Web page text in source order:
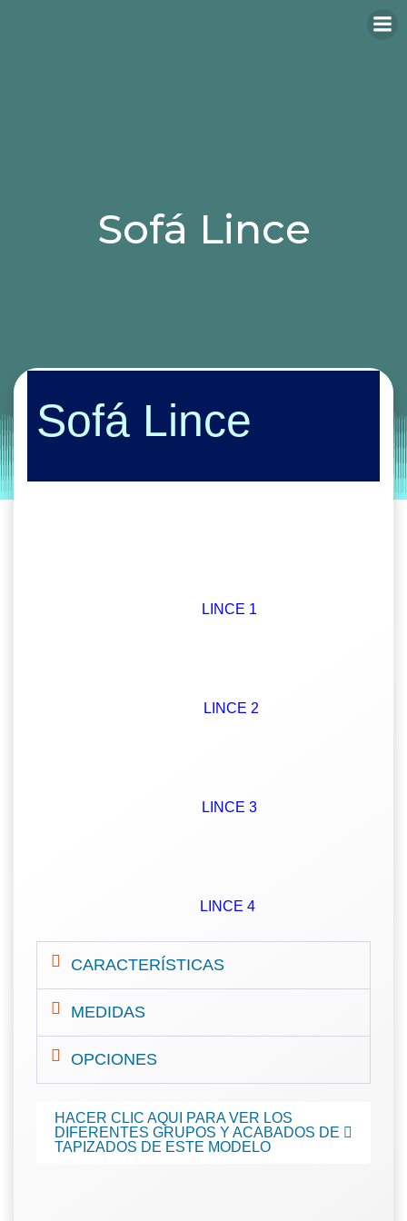
Sofá Lince
by Entorno | on octubre 4, 2019
Sofá Lince
LINCE 1
LINCE 2
LINCE 3
LINCE 4
CARACTERÍSTICAS
MEDIDAS
OPCIONES
HACER CLIC AQUI PARA VER LOS
DIFERENTES GRUPOS Y ACABADOS DE
TAPIZADOS DE ESTE MODELO